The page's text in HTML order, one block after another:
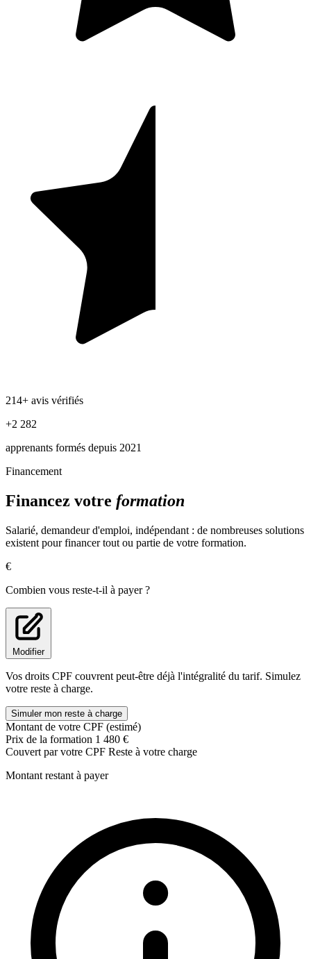
214+ avis vérifiés
+2 282
apprenants formés depuis 2021
Financement
Financez votre formation
Salarié, demandeur d'emploi, indépendant : de nombreuses solutions
existent pour financer tout ou partie de votre formation.
€
Combien vous reste-t-il à payer ?
Modifier
Vos droits CPF couvrent peut-être déjà l'intégralité du tarif. Simulez
votre reste à charge.
Simuler mon reste à charge
Montant de votre CPF (estimé)
Prix de la formation 1 480 €
Couvert par votre CPF Reste à votre charge
Montant restant à payer